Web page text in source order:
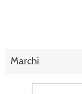
Marchi